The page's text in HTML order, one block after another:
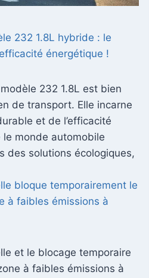
232 1.8L hybride : le
énergétique !
232 1.8L est bien
de transport. Elle incarne
et de l’efficacité
monde automobile
des solutions écologiques,
bloque temporairement le
à faibles émissions à
et le blocage temporaire
à faibles émissions à